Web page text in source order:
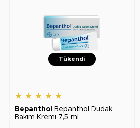
Tükendi
★ ★ ★ ★ ★
Bepanthol
Bepanthol Dudak
Bakım Kremi 7,5 ml